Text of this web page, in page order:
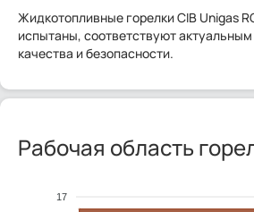
Жидкотопливные горелки CIB Unigas
испытаны, соответствуют
качества и безопасности.
Рабочая область
17